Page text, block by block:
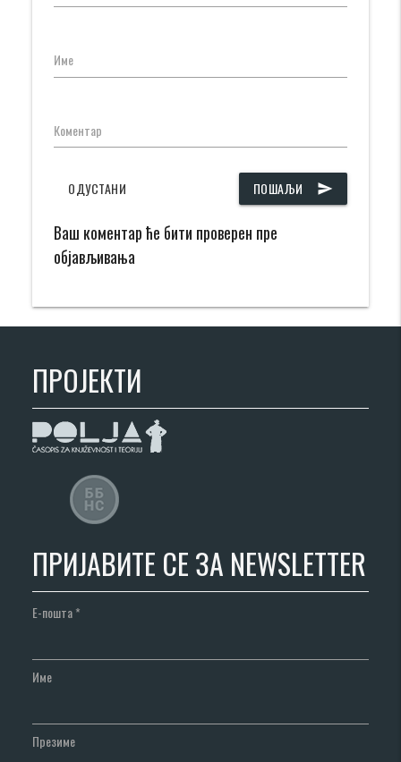
Име
Коментар
ПОШАЉИ send
ОДУСТАНИ
Ваш коментар ће бити проверен пре
објављивања
ПРОЈЕКТИ
ПРИЈАВИТЕ СЕ ЗА NEWSLETTER
Е-пошта*
Име
Презиме